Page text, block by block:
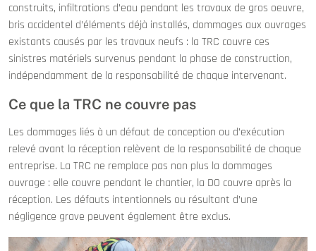
construits, infiltrations d’eau pendant les travaux de gros oeuvre,
bris accidentel d’éléments déjà installés, dommages aux ouvrages
existants causés par les travaux neufs : la TRC couvre ces
sinistres matériels survenus pendant la phase de construction,
indépendamment de la responsabilité de chaque intervenant.
Ce que la TRC ne couvre pas
Les dommages liés à un défaut de conception ou d’exécution
relevé avant la réception relèvent de la responsabilité de chaque
entreprise. La TRC ne remplace pas non plus la dommages
ouvrage : elle couvre pendant le chantier, la DO couvre après la
réception. Les défauts intentionnels ou résultant d’une
négligence grave peuvent également être exclus.